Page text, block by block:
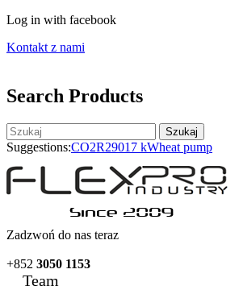
Log in with facebook
Kontakt z nami
Search Products
Szukaj
Suggestions:CO2R29017 kWheat pump
Zadzwoń do nas teraz
+852 3050 1153
Team